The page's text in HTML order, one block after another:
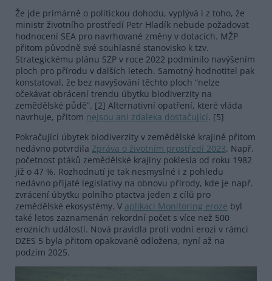
Že jde primárně o politickou dohodu, vyplývá i z toho, že
ministr životního prostředí Petr Hladík nebude požadovat
hodnocení SEA pro navrhované změny v dotacích. MŽP
přitom původně své souhlasné stanovisko k tzv.
Strategickému plánu SZP v roce 2022 podmínilo navýšením
ploch pro přírodu v dalších letech. Samotný hodnotitel pak
konstatoval, že bez navyšování těchto ploch “nelze
očekávat obrácení trendu úbytku biodiverzity na
zemědělské půdě”. [2] Alternativní opatření, které vláda
navrhuje, přitom nejsou ani zdaleka dostačující. [5]
Pokračující úbytek biodiverzity v zemědělské krajině přitom
nedávno potvrdila Zpráva o životním prostředí 2023. Např.
početnost ptáků zemědělské krajiny poklesla od roku 1982
již o 47 %. Rozhodnutí je tak nesmyslné i z pohledu
nedávno přijaté legislativy na obnovu přírody, kde je např.
zvrácení úbytku polního ptactva jeden z cílů pro
zemědělské ekosystémy. V aplikaci Monitoring eroze byl
také letos zaznamenán rekordní počet s více než 500
erozních událostí. Nová pravidla proti vodní erozi v rámci
DZES 5 byla přitom opakovaně odložena, nyní až na
podzim 2025.